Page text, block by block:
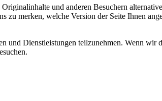
und anderen Besuchern
zu merken, welche Version der Seite Ihnen
und Dienstleistungen teilzunehmen. Wenn